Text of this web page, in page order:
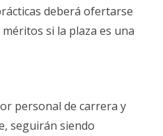
deberá ofertarse
si la plaza es una
personal de carrera y
seguirán siendo